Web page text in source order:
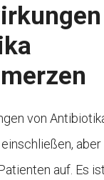
von
auf. Es